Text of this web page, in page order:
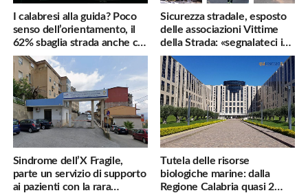
I calabresi alla guida? Poco
senso dell’orientamento, il
62% sbaglia strada anche col
navigatore
Sicurezza stradale, esposto
delle associazioni Vittime
della Strada: «segnalateci i
pericoli, interverremo
subito»
Sindrome dell’X Fragile,
parte un servizio di supporto
ai pazienti con la rara
Tutela delle risorse
biologiche marine: dalla
Regione Calabria quasi 2